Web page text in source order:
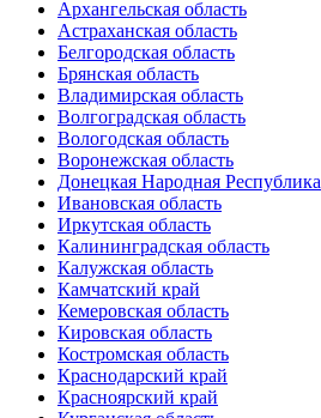
Архангельская область
Астраханская область
Белгородская область
Брянская область
Владимирская область
Волгоградская область
Вологодская область
Воронежская область
Донецкая Народная Республика
Ивановская область
Иркутская область
Калининградская область
Калужская область
Камчатский край
Кемеровская область
Кировская область
Костромская область
Краснодарский край
Красноярский край